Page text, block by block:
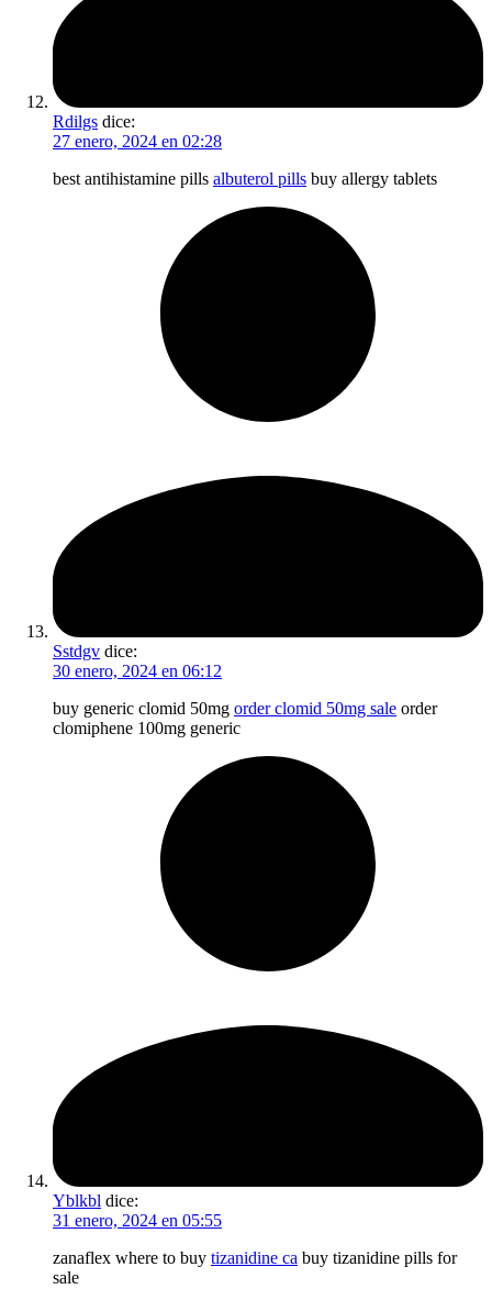
Rdilgs dice:
27 enero, 2024 en 02:28
best antihistamine pills albuterol pills buy allergy tablets
Sstdgv dice:
30 enero, 2024 en 06:12
buy generic clomid 50mg order clomid 50mg sale order
clomiphene 100mg generic
Yblkbl dice:
31 enero, 2024 en 05:55
zanaflex where to buy tizanidine ca buy tizanidine pills for
sale